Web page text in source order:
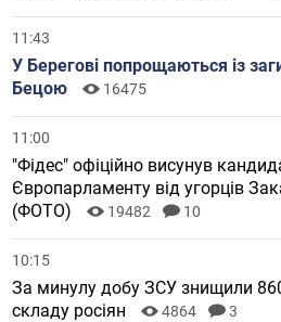
11:43
У Берегові попрощаються із
Бецою
16475
11:00
"Фідес" офіційно висунув
Європарламенту від угорців
(ФОТО)
19482 10
10:15
За минулу добу ЗСУ знищили
складу росіян
4864 3